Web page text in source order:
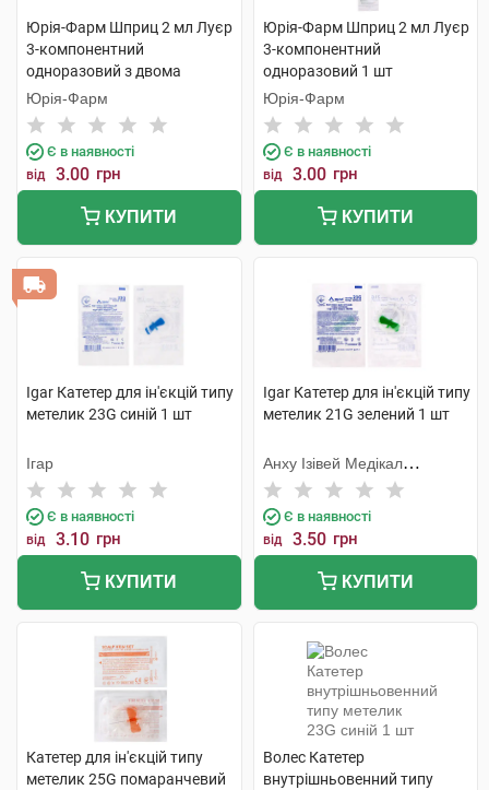
Юрія-Фарм Шприц 2 мл Луєр
3-компонентний
одноразовий з двома
голками 1 шт
Юрія-Фарм
Є в наявності
від 3.00 грн
КУПИТИ
Юрія-Фарм Шприц 2 мл Луєр
3-компонентний
одноразовий 1 шт
Юрія-Фарм
Є в наявності
від 3.00 грн
КУПИТИ
Igar Катетер для ін'єкцій типу
метелик 23G синій 1 шт
Ігар
Є в наявності
від 3.10 грн
КУПИТИ
Igar Катетер для ін'єкцій типу
метелик 21G зелений 1 шт
Анху Ізівей Медікал
Сапплайс
Є в наявності
від 3.50 грн
КУПИТИ
Катетер для ін'єкцій типу
метелик 25G помаранчевий
Волес Катетер
внутрішньовенний типу